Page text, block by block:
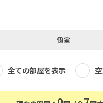
間も大切にしたい
個室
全ての部屋を表示